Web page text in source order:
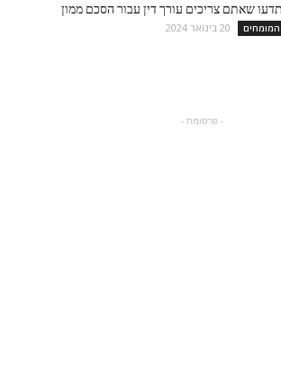
שאתם צריכים עורך דין עבור הסכם ממון
המומחים 20 בינואר 2024
- פרסומת -